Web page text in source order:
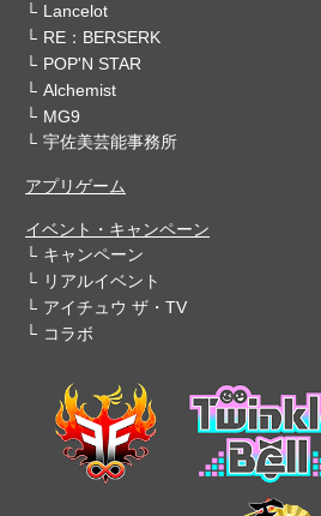
Lancelot
RE：BERSERK
POP'N STAR
Alchemist
MG9
宇佐美芸能事務所
アプリゲーム
イベント・キャンペーン
キャンペーン
リアルイベント
アイチュウ ザ・TV
コラボ